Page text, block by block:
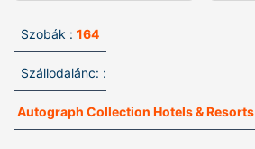
Szobák : 164
Szállodalánc: :
Autograph Collection Hotels & Resorts